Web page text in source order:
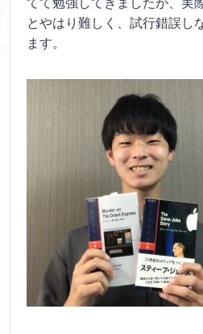
とやはり難しく、試行錯誤し
ます。